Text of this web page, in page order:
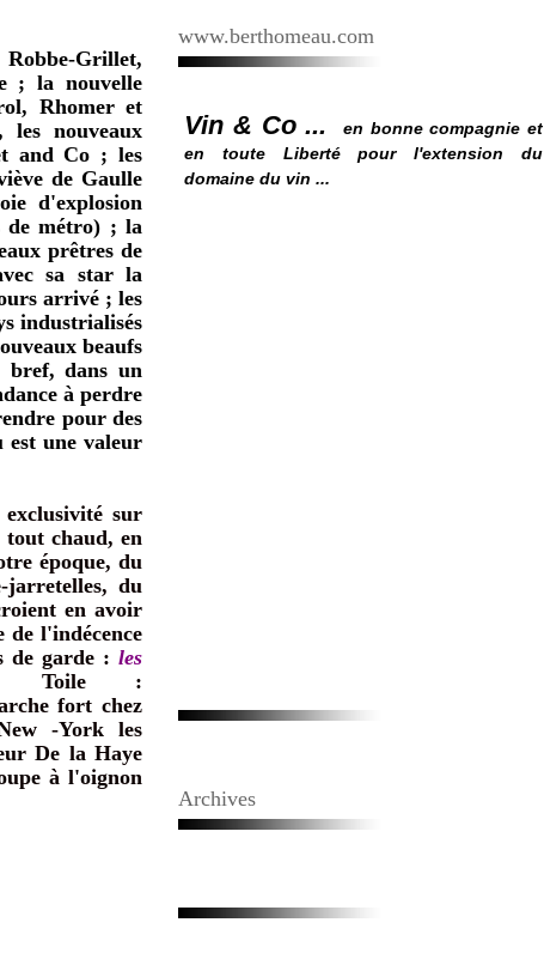
Grillet,
; la nouvelle
Rhomer et
nouveaux
and Co ; les
de Gaulle
d'explosion
de métro) ; la
prêtres de
sa star la
arrivé ; les
industrialisés
beaufs
bref, dans un
à perdre
pour des
est une valeur
sur
tout chaud, en
époque, du
du
en avoir
de l'indécence
de garde : les
:
fort chez
-York les
De la Haye
à l'oignon
www.berthomeau.com
Vin & Co ...
en bonne compagnie et
en toute Liberté pour l'extension du
domaine du vin ...
Archives